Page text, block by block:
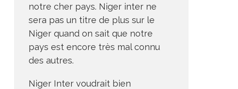
notre cher pays. Niger inter ne
sera pas un titre de plus sur le
Niger quand on sait que notre
pays est encore très mal connu
des autres.
Niger Inter voudrait bien